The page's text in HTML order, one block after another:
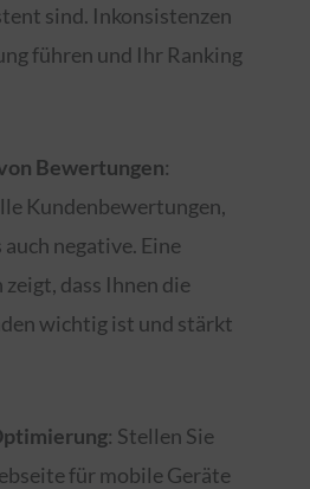
sind. Inkonsistenzen
führen und Ihr Ranking
Bewertungen:
Kundenbewertungen,
negative. Eine
dass Ihnen die
wichtig ist und stärkt
: Stellen Sie
für mobile Geräte